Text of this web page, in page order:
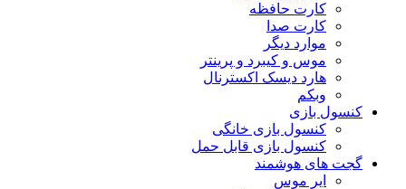
کارت حافظه
کارت صدا
موارد دیگر
موس و کیبرد و پرینتر
هارد دیسک اکسترنال
وبکم
کنسول بازی
کنسول بازی خانگی
کنسول بازی قابل حمل
گجت های هوشمند
ایر موس